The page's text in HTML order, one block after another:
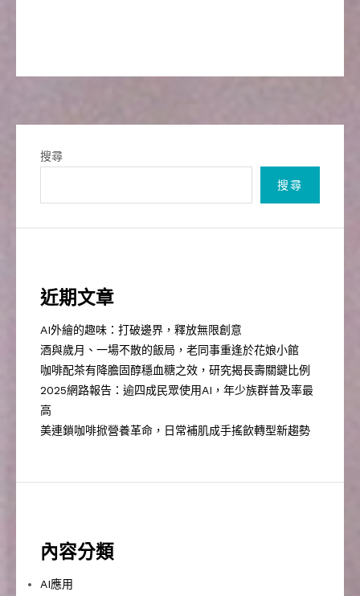
搜尋
搜尋
近期文章
AI外繪的趣味：打破邊界，釋放無限創意
酒與歲月、一場不散的飯局，老同事重逢於花娘小館
咖啡配茶有降膽固醇穩血糖之效，研究揭長壽關鍵比例
2025網路報告：逾四成民眾使用AI，年少族群普及率最
高
美連鎖咖啡掀營養革命，日常補肌成手搖飲轉型新趨勢
內容分類
AI應用